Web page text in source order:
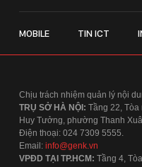
MOBILE TIN ICT
Chịu trách nhiệm quản lý nội
TRỤ SỞ HÀ NỘI: Tầng 22,
Huy Tưởng, phường Thanh
Điện thoại: 024 7309 5555.
Email: info@genk.vn
VPĐD TẠI TP.HCM: Tầng 4,